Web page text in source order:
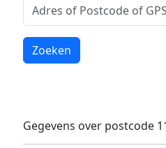
Laden...
Zoeken
Gegevens over postcode